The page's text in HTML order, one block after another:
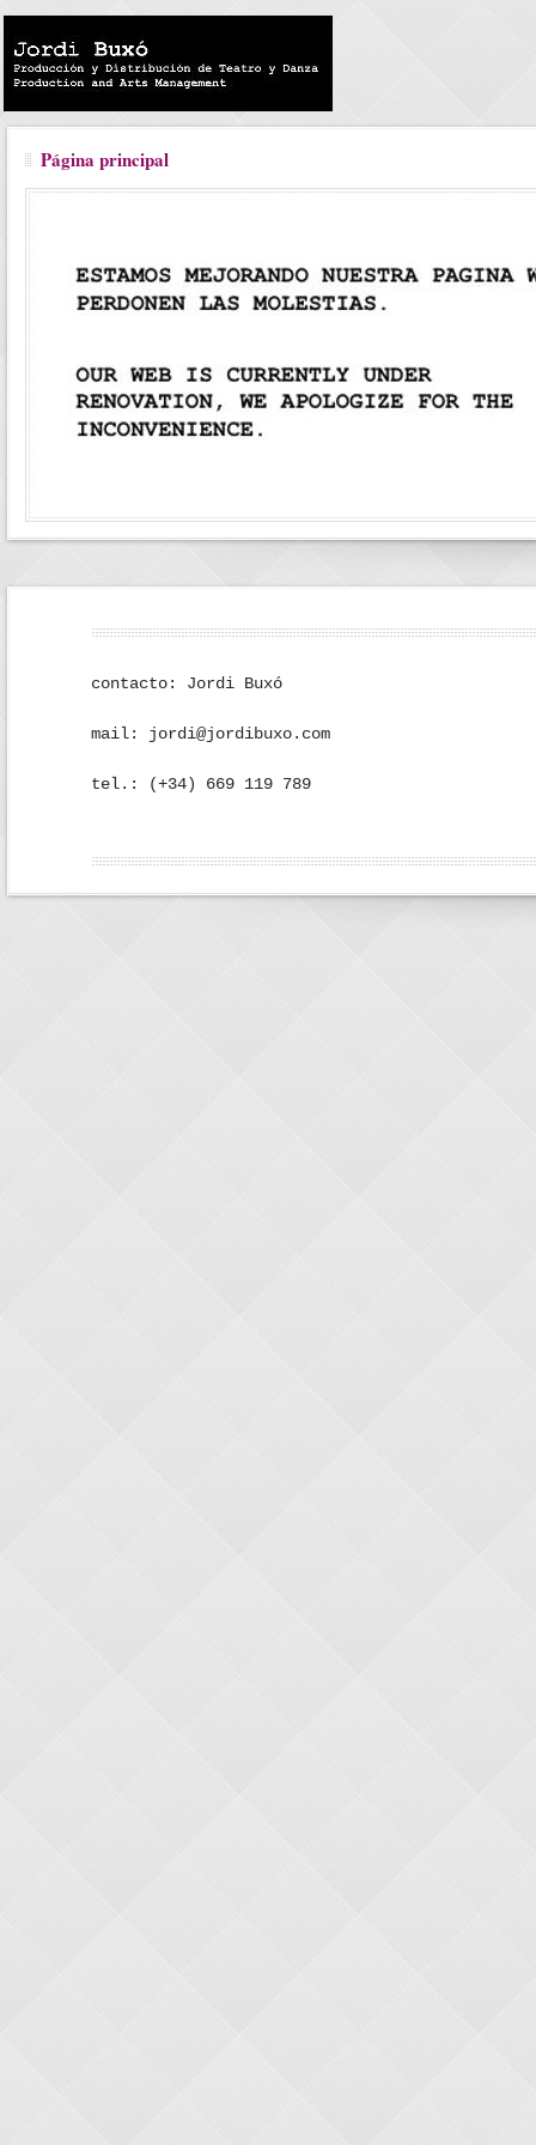
Página principal
contacto: Jordi Buxó
mail: jordi@jordibuxo.com
tel.: (+34) 669 119 789